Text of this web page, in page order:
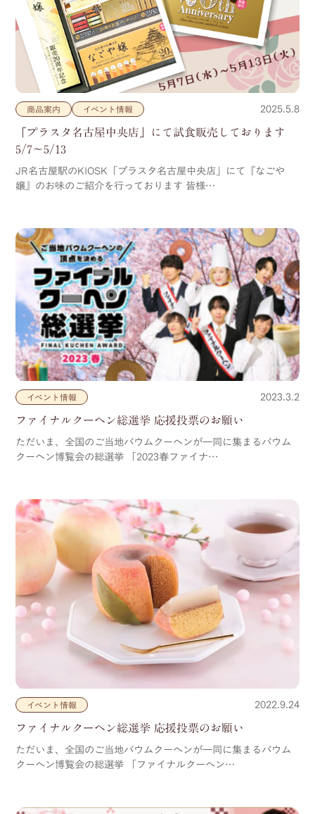
商品案内 イベント情報 2025.5.8
「プラスタ名古屋中央店」にて試食販売しております
5/7～5/13
JR名古屋駅のKIOSK「プラスタ名古屋中央店」にて『なごや
嬢』のお味のご紹介を行っております 皆様…
イベント情報 2023.3.2
ファイナルクーヘン総選挙 応援投票のお願い
ただいま、全国のご当地バウムクーヘンが一同に集まるバウム
クーヘン博覧会の総選挙 「2023春ファイナ…
イベント情報 2022.9.24
ファイナルクーヘン総選挙 応援投票のお願い
ただいま、全国のご当地バウムクーヘンが一同に集まるバウム
クーヘン博覧会の総選挙 「ファイナルクーヘン…